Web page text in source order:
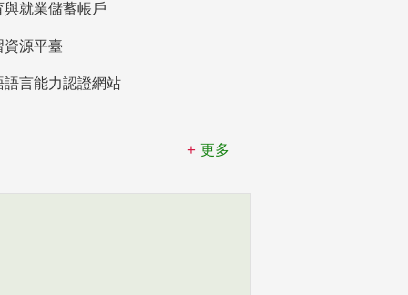
與就業儲蓄帳戶
資源平臺
語言能力認證網站
更多